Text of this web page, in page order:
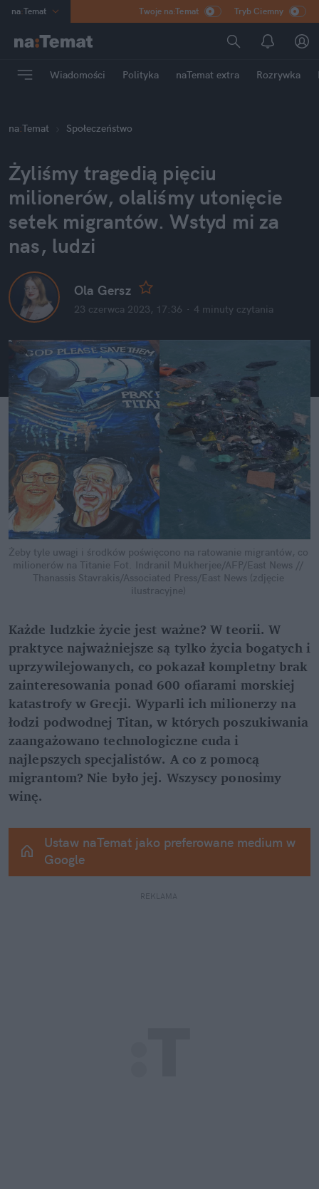
na:Temat
Poland
mama
Rozrywka
Twoje na:Temat Tryb Ciemny
Wiadomości Polityka naTemat extra Rozrywka
na:Temat Społeczeństwo
Żyliśmy tragedią pięciu
milionerów, olaliśmy utonięcie
setek migrantów. Wstyd mi za
nas, ludzi
Ola Gersz
23 czerwca 2023, 17:36 · 4 minuty czytania
Żeby tyle uwagi i środków poświęcono na ratowanie migrantów, co
milionerów na Titanie Fot. Indranil Mukherjee/AFP/East News //
Thanassis Stavrakis/Associated Press/East News (zdjęcie
ilustracyjne)
Każde ludzkie życie jest ważne? W teorii. W
praktyce najważniejsze są tylko życia bogatych i
uprzywilejowanych, co pokazał kompletny brak
zainteresowania ponad 600 ofiarami morskiej
katastrofy w Grecji. Wyparli ich milionerzy na
łodzi podwodnej Titan, w których poszukiwania
zaangażowano technologiczne cuda i
najlepszych specjalistów. A co z pomocą
migrantom? Nie było jej. Wszyscy ponosimy
winę.
Ustaw naTemat jako preferowane medium w
Google
REKLAMA